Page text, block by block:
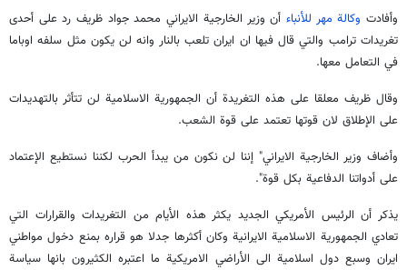
وأفادت وكالة مهر للأنباء أن وزير الخارجية الايراني محمد جواد ظريف رد على أحدى
تغريدات ترامب والتي قال فيها ان ايران تلعب بالنار وانه لن يكون مثل سلفه اوباما
في التعامل معها.
وقال ظريف معلقا على هذه التغريدة أن الجمهورية الاسلامية لن تتأثر بالتهديدات
على الإطلاق لان قوتها تعتمد على قوة الشعب.
وأضاف وزير الخارجية الايراني" إننا لن نكون من يبدأ الحرب لكننا نستطيع الإعتماد
على أدواتنا الدفاعية بكل قوة".
يذكر أن الرئيس الأمريكي الجديد يكثر هذه الأيام من التغريدات والقرارات التي
تعادي الجمهورية الاسلامية الايرانية وكان أكثرها جدلا هو قراره بمنع دخول مواطني
ايران وسبع دول اسلامية الى الأراضي الامريكية ما اعتبره الكثيرون بانها سياسة